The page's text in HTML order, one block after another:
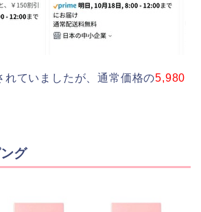
れていましたが、通常価格の5,980
グ